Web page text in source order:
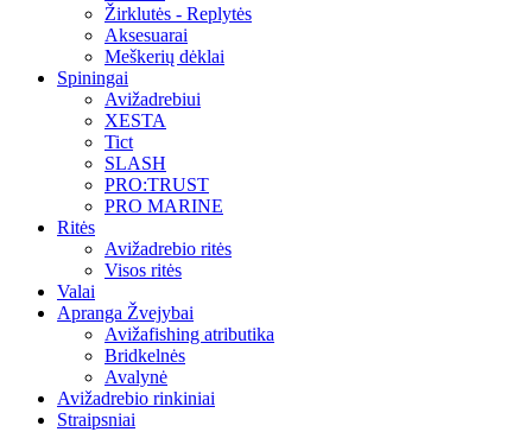
Žirklutės - Replytės
Aksesuarai
Meškerių dėklai
Spiningai
Avižadrebiui
XESTA
Tict
SLASH
PRO:TRUST
PRO MARINE
Ritės
Avižadrebio ritės
Visos ritės
Valai
Apranga Žvejybai
Avižafishing atributika
Bridkelnės
Avalynė
Avižadrebio rinkiniai
Straipsniai